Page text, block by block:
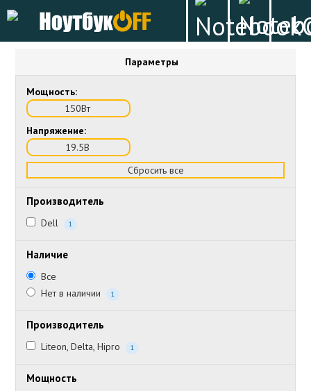
Параметры
Мощность:
150Вт
Напряжение:
19.5В
Сбросить все
Производитель
Dell 1
Наличие
Все
Нет в наличии
1
Производитель
Liteon, Delta, Hipro 1
Мощность